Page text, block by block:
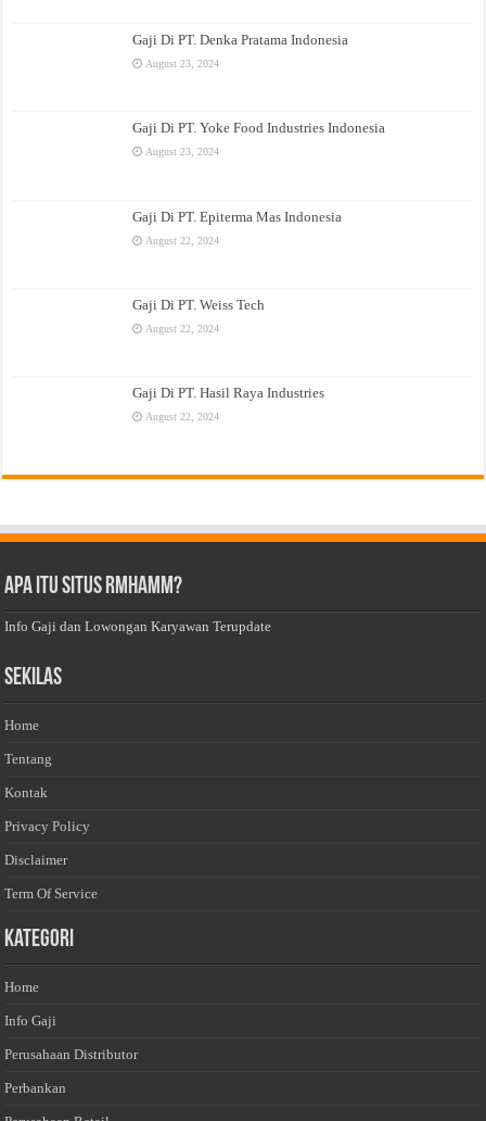
Gaji Di PT. Denka Pratama Indonesia
August 23, 2024
Gaji Di PT. Yoke Food Industries Indonesia
August 23, 2024
Gaji Di PT. Epiterma Mas Indonesia
August 22, 2024
Gaji Di PT. Weiss Tech
August 22, 2024
Gaji Di PT. Hasil Raya Industries
August 22, 2024
Apa Itu Situs Rmhamm?
Info Gaji dan Lowongan Karyawan Terupdate
Sekilas
Home
Tentang
Kontak
Privacy Policy
Disclaimer
Term Of Service
Kategori
Home
Info Gaji
Perusahaan Distributor
Perbankan